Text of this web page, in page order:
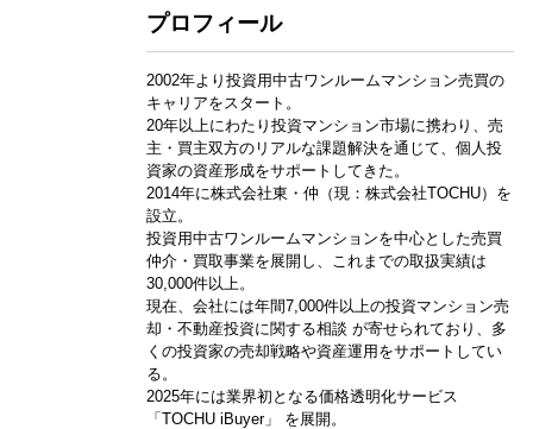
プロフィール
2002年より投資用中古ワンルームマンション売買の
キャリアをスタート。
20年以上にわたり投資マンション市場に携わり、売
主・買主双方のリアルな課題解決を通じて、個人投
資家の資産形成をサポートしてきた。
2014年に株式会社東・仲（現：株式会社TOCHU）を
設立。
投資用中古ワンルームマンションを中心とした売買
仲介・買取事業を展開し、これまでの取扱実績は
30,000件以上。
現在、会社には年間7,000件以上の投資マンション売
却・不動産投資に関する相談 が寄せられており、多
くの投資家の売却戦略や資産運用をサポートしてい
る。
2025年には業界初となる価格透明化サービス
「TOCHU iBuyer」 を展開。